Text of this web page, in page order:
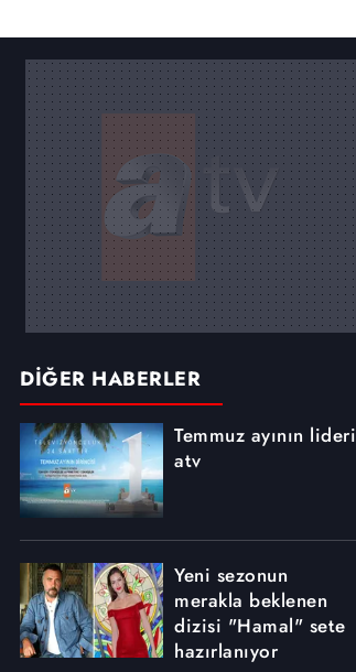
DİĞER HABERLER
Temmuz ayının lideri
atv
Yeni sezonun
merakla beklenen
dizisi "Hamal" sete
hazırlanıyor